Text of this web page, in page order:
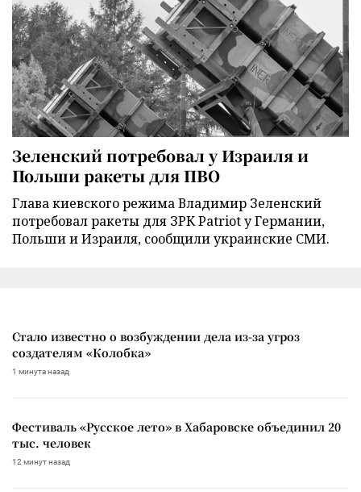
Зеленский потребовал у Израиля и
Польши ракеты для ПВО
Глава киевского режима Владимир Зеленский
потребовал ракеты для ЗРК Patriot у Германии,
Польши и Израиля, сообщили украинские СМИ.
Стало известно о возбуждении дела из-за угроз
создателям «Колобка»
1 минута назад
Фестиваль «Русское лето» в Хабаровске объединил 20
тыс. человек
12 минут назад